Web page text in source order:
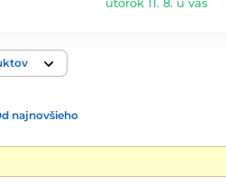
najnovšieho